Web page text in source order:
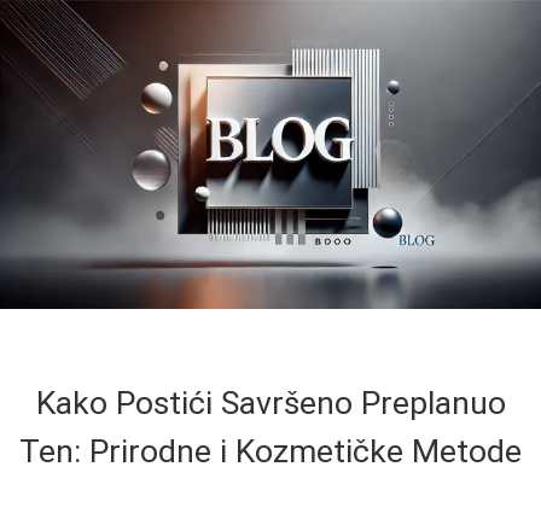
Kako Postići Savršeno Preplanuo
Ten: Prirodne i Kozmetičke Metode